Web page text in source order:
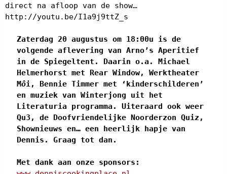
direct na afloop van de show…
http://youtu.be/I1a9j9ttZ_s
Zaterdag 20 augustus om 18:00u is de
volgende aflevering van Arno’s Aperitief
in de Spiegeltent. Daarin o.a. Michael
Helmerhorst met Rear Window, Werktheater
Môi, Bennie Timmer met ‘kinderschilderen’
en muziek van Winterjong uit het
Literaturia programma. Uiteraard ook weer
Qu3, de Doofvriendelijke Noorderzon Quiz,
Shownieuws en… een heerlijk hapje van
Dennis. Graag tot dan.
Met dank aan onze sponsors: